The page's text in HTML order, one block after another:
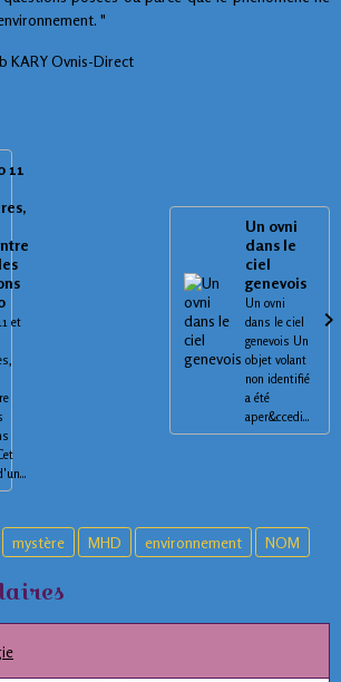
"
KARY Ovnis-Direct
11
et
Un ovni
dans le
ciel
genevois
Un ovni
dans le ciel
genevois Un
objet volant
non identifié
a été
aper&ccedi...
mystère MHD environnement NOM